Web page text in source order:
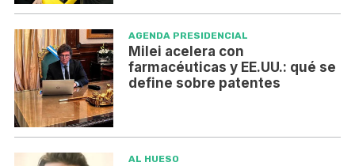
AGENDA PRESIDENCIAL
Milei acelera con
farmacéuticas y EE.UU.: qué se
define sobre patentes
AL HUESO